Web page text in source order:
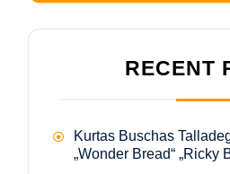
RECENT
Kurtas Buschas
„Wonder Bread“ „Ricky